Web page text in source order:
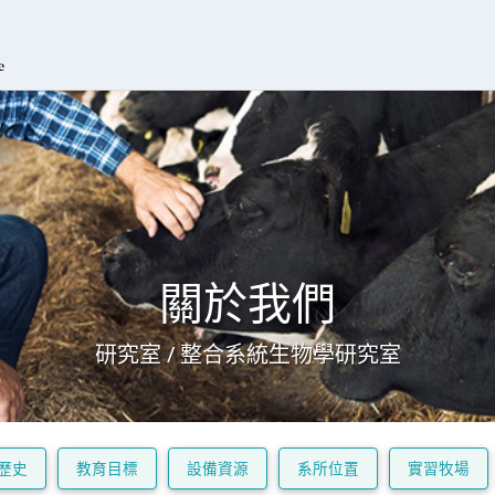
關於我們
研究室 / 整合系統生物學研究室
史 教育目標 設備資源 系所位置 實習牧場